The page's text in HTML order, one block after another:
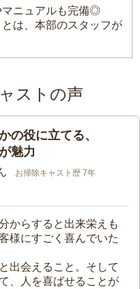
マニュアルも完備◎
は、本部のスタッフが
ストの声
の役に立てる、
魅力
お掃除キャスト歴 7年
からすると出来栄えも
様にすごく喜んでいた
出会えること。そして
、人を喜ばせることが